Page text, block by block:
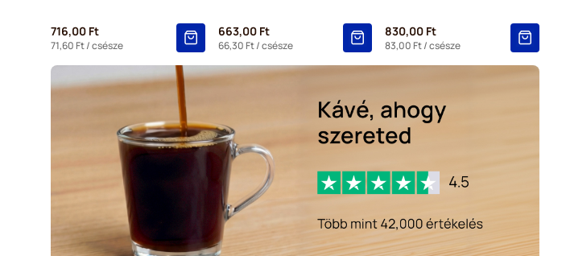
Koffeinmentes kávékapszulák Nespresso® kávéfőzőkhöz
716,00 Ft
71,60 Ft/ csésze
663,00 Ft
66,30 Ft/ csésze
830,00 Ft
83,00 Ft/ csésze